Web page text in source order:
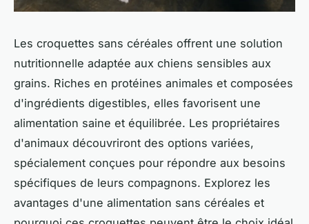
Les croquettes sans céréales offrent une solution
nutritionnelle adaptée aux chiens sensibles aux
grains. Riches en protéines animales et composées
d'ingrédients digestibles, elles favorisent une
alimentation saine et équilibrée. Les propriétaires
d'animaux découvriront des options variées,
spécialement conçues pour répondre aux besoins
spécifiques de leurs compagnons. Explorez les
avantages d'une alimentation sans céréales et